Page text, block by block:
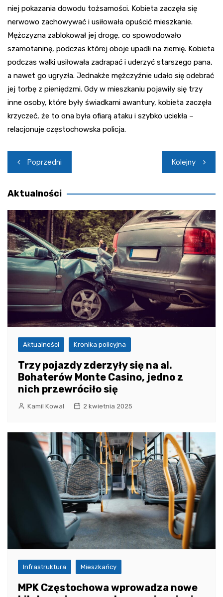
niej pokazania dowodu tożsamości. Kobieta zaczęła się
nerwowo zachowywać i usiłowała opuścić mieszkanie.
Mężczyzna zablokował jej drogę, co spowodowało
szamotaninę, podczas której oboje upadli na ziemię. Kobieta
podczas walki usiłowała zadrapać i uderzyć starszego pana,
a nawet go ugryzła. Jednakże mężczyźnie udało się odebrać
jej torbę z pieniędzmi. Gdy w mieszkaniu pojawiły się trzy
inne osoby, które były świadkami awantury, kobieta zaczęła
krzyczeć, że to ona była ofiarą ataku i szybko uciekła –
relacjonuje częstochowska policja.
Nawigacja
wpisu
Poprzedni Kolejny
Aktualności
Aktualności Kronika policyjna
Trzy pojazdy zderzyły się na al.
Bohaterów Monte Casino, jedno z
nich przewróciło się
Kamil Kowal 2 kwietnia 2025
Infrastruktura Mieszkańcy
MPK Częstochowa wprowadza nowe